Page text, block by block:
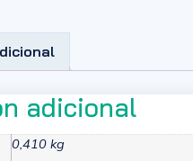
adicional
0,410 kg